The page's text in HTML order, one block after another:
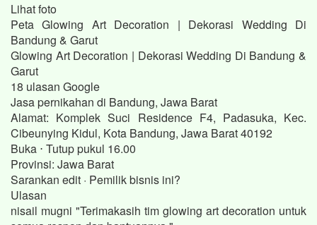
Lihat foto
Peta Glowing Art Decoration | Dekorasi Wedding Di
Bandung & Garut
Glowing Art Decoration | Dekorasi Wedding Di Bandung &
Garut
18 ulasan Google
Jasa pernikahan di Bandung, Jawa Barat
Alamat: Komplek Suci Residence F4, Padasuka, Kec.
Cibeunying Kidul, Kota Bandung, Jawa Barat 40192
Buka ⋅ Tutup pukul 16.00
Provinsi: Jawa Barat
Sarankan edit · Pemilik bisnis ini?
Ulasan
nisail mugni "Terimakasih tim glowing art decoration untuk